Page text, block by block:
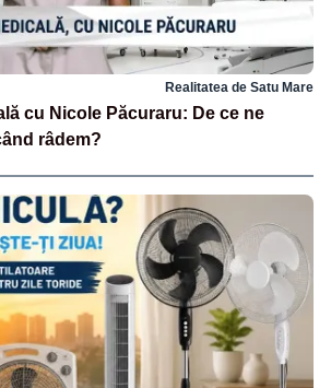
Realitatea de Satu Mare
cu Nicole Păcuraru: De ce ne
râdem?